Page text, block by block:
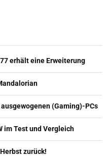
erhält eine Erweiterung
(Gaming)-PCs
im Test und Vergleich
zurück!